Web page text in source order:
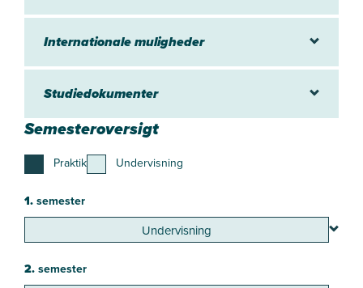
Internationale muligheder
Studiedokumenter
Semesteroversigt
Praktik Undervisning
1.semester
Undervisning
2.semester